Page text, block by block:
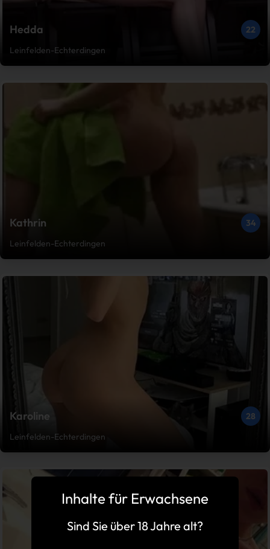
Hedda
22
Leinfelden-Echterdingen
Kathrin
34
Leinfelden-Echterdingen
Karoline
28
Leinfelden-Echterdingen
Inhalte für Erwachsene
Sind Sie über 18 Jahre alt?